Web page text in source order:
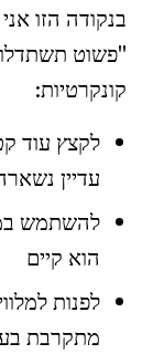
בנקודה הזו
"פשוט תשתדלו
קונקרטיות:
לקצץ עוד
עדיין
להשתמש
הוא קיים
לפנות
מתקרבת